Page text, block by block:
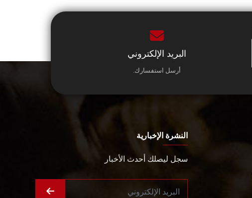
البريد الإلكتروني
أرسل استفسارك.
النشرة الإخبارية
سجل ليصلك أحدث الأخبار